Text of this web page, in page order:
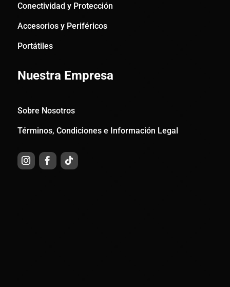
Conectividad y Protección
Accesorios y Periféricos
Portátiles
Nuestra Empresa
Sobre Nosotros
Términos, Condiciones e Información Legal